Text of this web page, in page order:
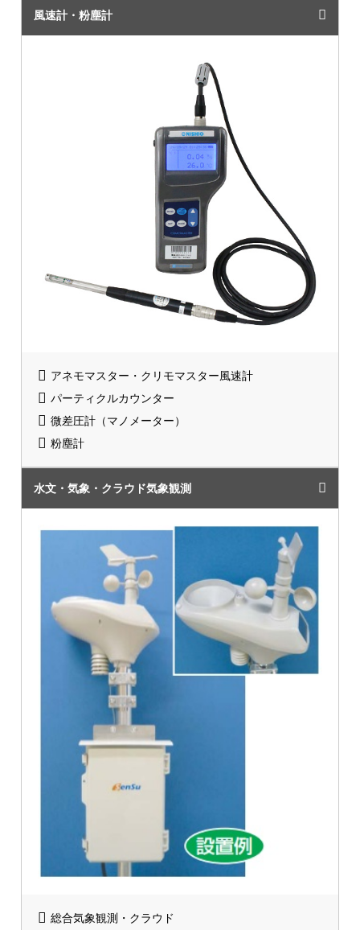
風速計・粉塵計
アネモマスター・クリモマスター風速計
パーティクルカウンター
微差圧計（マノメーター）
粉塵計
水文・気象・クラウド気象観測
総合気象観測・クラウド